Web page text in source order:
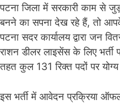
पटना जिला में सरकारी काम से
बनने का सपना देख रहे हैं, तो
पटना सदर कार्यालय द्वारा जन
राशन डीलर लाइसेंस के लिए
तहत कुल 131 रिक्त पदों पर योग्य
इस भर्ती में आवेदन प्रक्रिया